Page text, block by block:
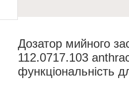
Дозатор мийного
112.0717.103
функціональність